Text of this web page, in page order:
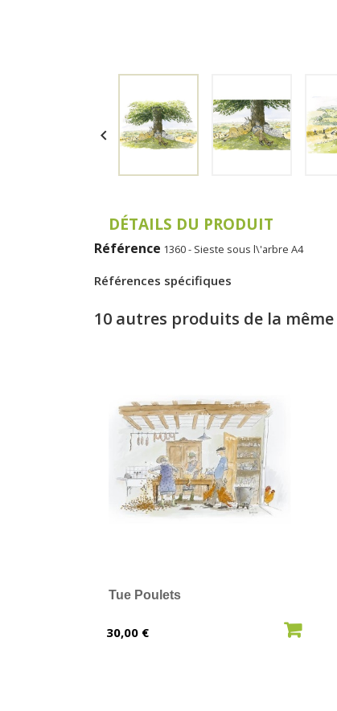

DÉTAILS DU PRODUIT
Référence 1360 - Sieste sous l\'arbre A4
Références spécifiques
10 autres produits de la
Tue Poulets
Prix
30,00 €